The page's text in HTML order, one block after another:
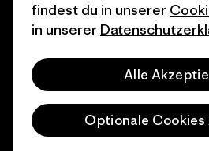
© 2026 Patagonia, Inc. All Rights
Deutsch
findest du in unserer
in unserer
Alle
Optionale Cookies